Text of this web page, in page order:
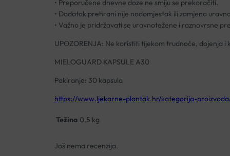
• Preporučene dnevne doze ne smiju se prekoračiti.
• Dodatak prehrani nije nadomjestak ili zamjena
• Važno je pridržavati se uravnotežene i raznovrsne
UPOZORENJA: Ne koristiti tijekom trudnoće, dojenja i
MIELOGUARD KAPSULE A30
Pakiranje: 30 kapsula
https://www.ljekarne-plantak.hr/kategorija-
Težina 0.5 kg
Još nema recenzija.